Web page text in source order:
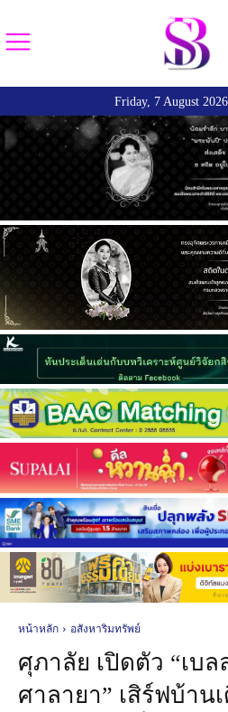
Friday, 7 August
หน้าหลัก อสังหาริมทรัพย์
ศุภาลัย เปิดตัว “เบ
ศาลายา” เสิร์ฟบ้าน